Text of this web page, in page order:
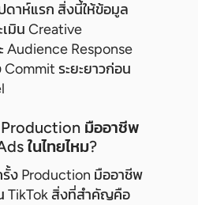
าห์แรก สิ่งนี้ให้ข้อมูล
เมิน Creative
Audience Response
ระยะยาวก่อน
มืออาชีพ
ในไทยไหม?
รั้ง Production มืออาชีพ
TikTok สิ่งที่สำคัญคือ